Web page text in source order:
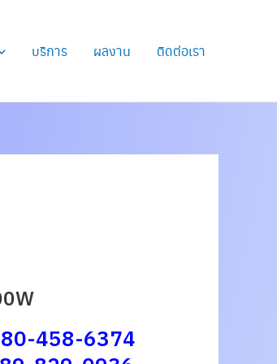
บริการ ผลงาน ติดต่อเรา
458-6374